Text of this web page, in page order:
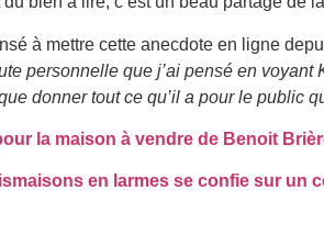
à mettre cette anecdote en ligne
personnelle que j’ai pensé en
donner tout ce qu’il a pour le public
la maison à vendre de Benoit
en larmes se confie sur un